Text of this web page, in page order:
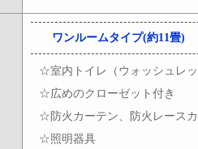
ワンルームタイプ(約11畳)
☆室内トイレ（ウォッシュレ
☆広めのクローゼット付き
☆防火カーテン、防火レース
☆照明器具